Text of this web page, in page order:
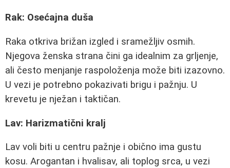
Rak: Osećajna duša
Raka otkriva brižan izgled i sramežljiv osmih.
Njegova ženska strana čini ga idealnim za grljenje,
ali često menjanje raspoloženja može biti izazovno.
U vezi je potrebno pokazivati brigu i pažnju. U
krevetu je nježan i taktičan.
Lav: Harizmatični kralj
Lav voli biti u centru pažnje i obično ima gustu
kosu. Arogantan i hvalisav, ali toplog srca, u vezi